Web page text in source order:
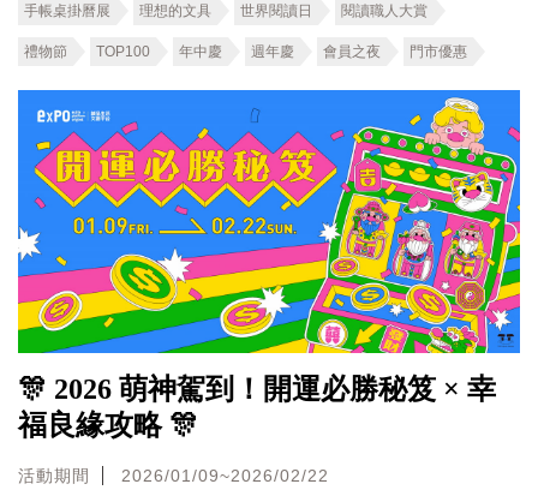
手帳桌掛曆展 理想的文具 世界閱讀日 閱讀職人大賞
禮物節 TOP100 年中慶 週年慶 會員之夜 門市優惠
🎊 2026 萌神駕到！開運必勝秘笈 × 幸
福良緣攻略 🎊
活動期間 2026/01/09~2026/02/22